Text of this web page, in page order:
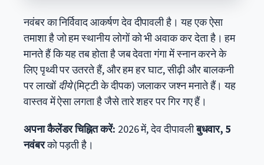
नवंबर का निर्विवाद आकर्षण देव दीपावली है। यह एक ऐसा
तमाशा है जो हम स्थानीय लोगों को भी अवाक कर देता है। हम
मानते हैं कि यह तब होता है जब देवता गंगा में स्नान करने के
लिए पृथ्वी पर उतरते हैं, और हम हर घाट, सीढ़ी और बालकनी
पर लाखों दीये(मिट्टी के दीपक) जलाकर जश्न मनाते हैं। यह
वास्तव में ऐसा लगता है जैसे तारे शहर पर गिर गए हैं।
अपना कैलेंडर चिह्नित करें: 2026 में, देव दीपावलीबुधवार, 5
नवंबरको पड़ती है।